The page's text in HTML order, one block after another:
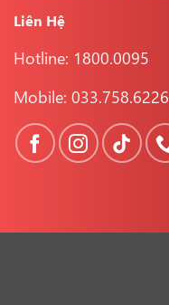
Liên Hệ
Hotline: 1800.0095
Mobile: 033.758.6226